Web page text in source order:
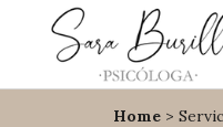
Home >